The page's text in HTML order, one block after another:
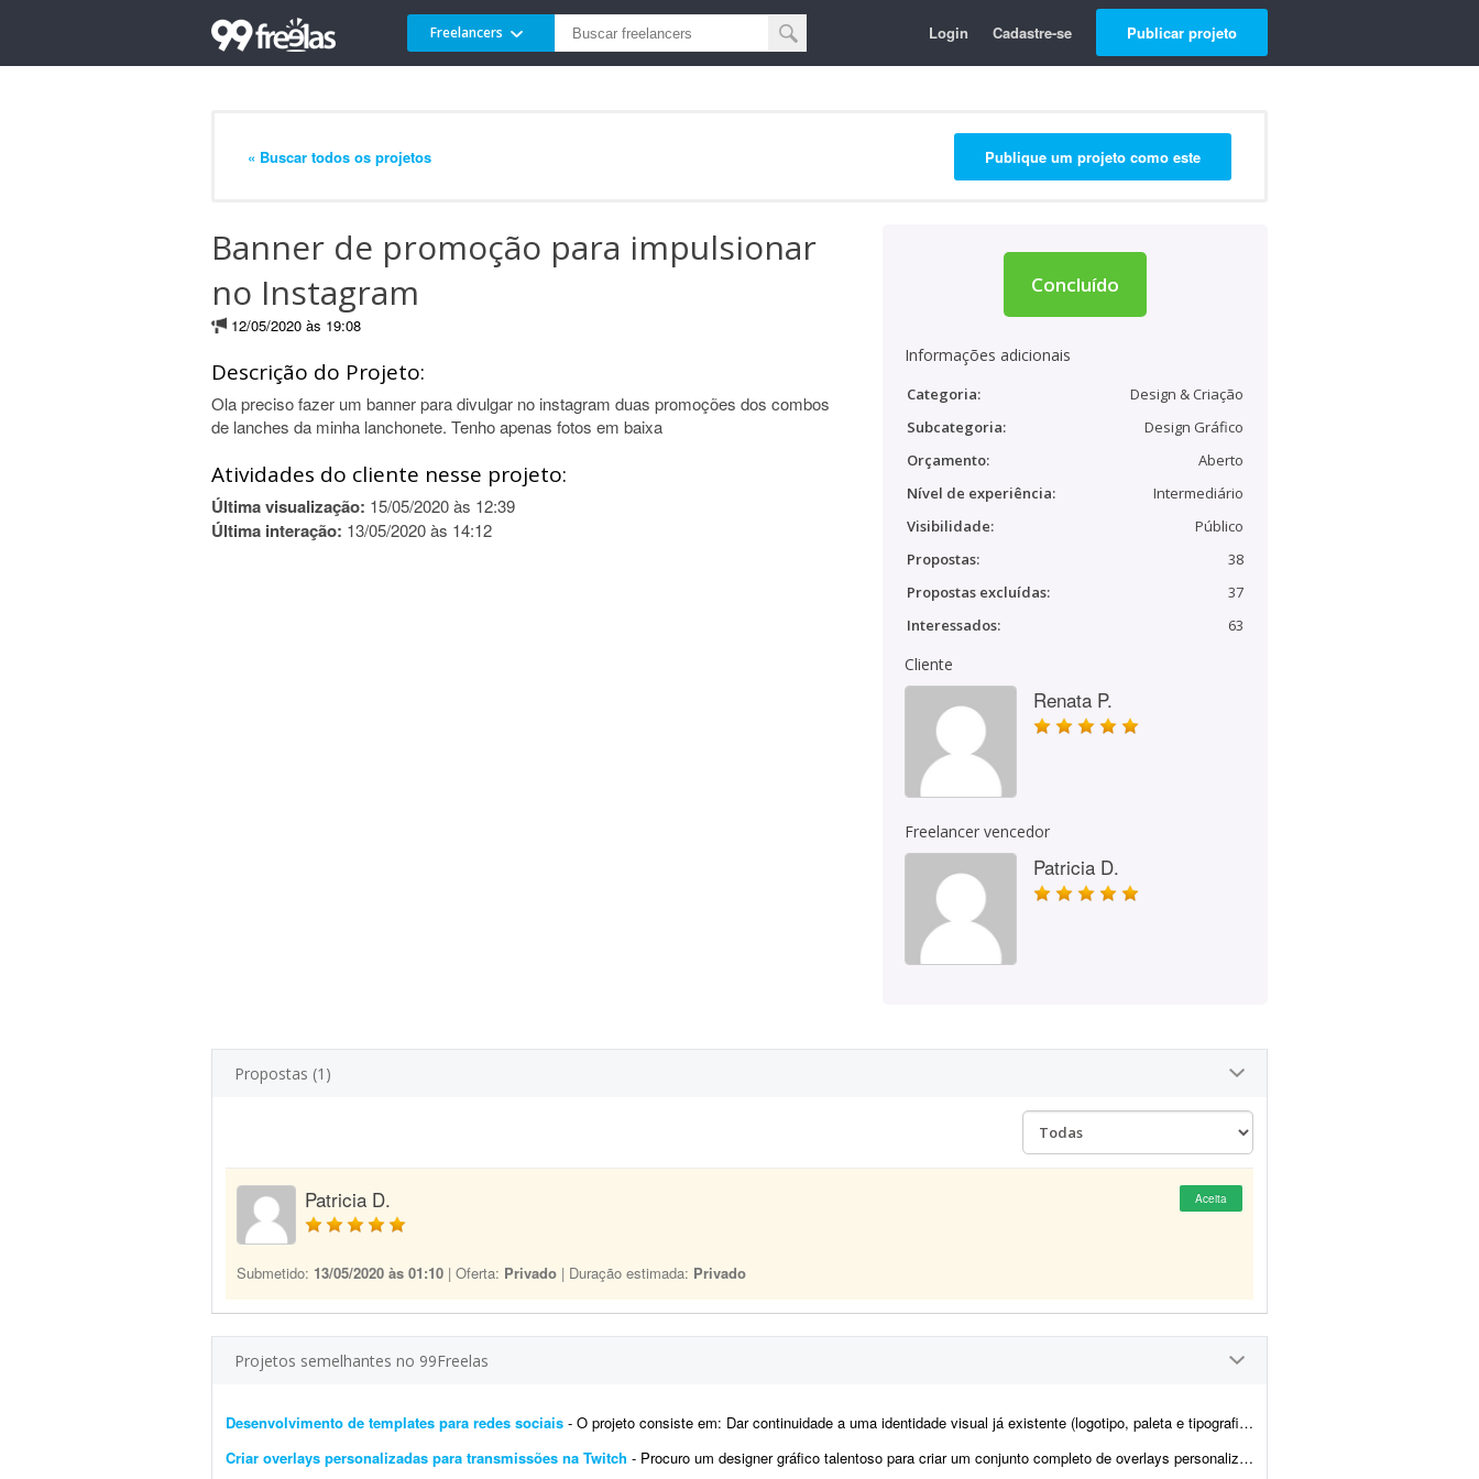
Freelancers Login Cadastre-se Publicar projeto
« Buscar todos os projetos Publique um projeto como este
Banner de promoção para impulsionar
no Instagram
12/05/2020 às 19:08
Descrição do Projeto:
Ola preciso fazer um banner para divulgar no instagram duas promoções dos combos
de lanches da minha lanchonete. Tenho apenas fotos em baixa
Atividades do cliente nesse projeto:
Última visualização: 15/05/2020 às 12:39
Última interação: 13/05/2020 às 14:12
Concluído
Informações adicionais
Categoria:
Design & Criação
Subcategoria:
Design Gráfico
Orçamento:
Aberto
Nível de experiência:
Intermediário
Visibilidade:
Público
Propostas:
38
Propostas excluídas:
37
Interessados:
63
Cliente
Renata P.
Freelancer vencedor
Patricia D.
Propostas (1)
Patricia D. Aceita
Submetido: 13/05/2020 às 01:10 | Oferta: Privado | Duração estimada: Privado
Projetos semelhantes no 99Freelas
Desenvolvimento de templates para redes sociais - O projeto consiste em: Dar continuidade a uma identidade visual já existente (logotipo, paleta e tipografia já estão prontos). Já possuem brand kit pronto e a demo da p...
Criar overlays personalizadas para transmissões na Twitch - Procuro um designer gráfico talentoso para criar um conjunto completo de overlays personalizadas para minhas transmissões na Twitch. O objetivo é aprimorar a experiência ...